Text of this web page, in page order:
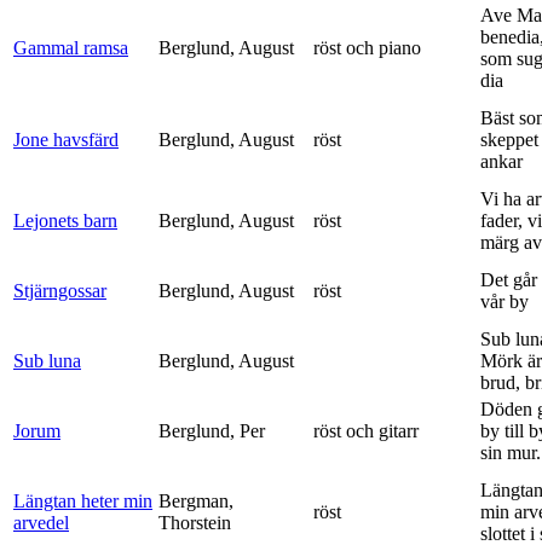
Gammal ramsa Berglund, August röst och piano
Ave
som
dia
Jone havsfärd Berglund, August röst
Bäst
ankar
Lejonets barn Berglund, August röst
Vi ha
fader,
märg
Stjärngossar Berglund, August röst
Det går
vår by
Sub luna Berglund, August
Sub
Mörk
brud,
Jorum Berglund, Per röst och gitarr
Döden
by till
sin
Längtan heter min
arvedel
Bergman,
Thorstein
röst
min
slottet i